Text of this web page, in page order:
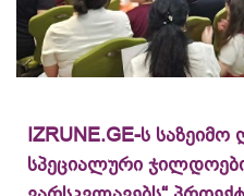
IZRUNE.GE-ს საზეიმო
სპეციალური